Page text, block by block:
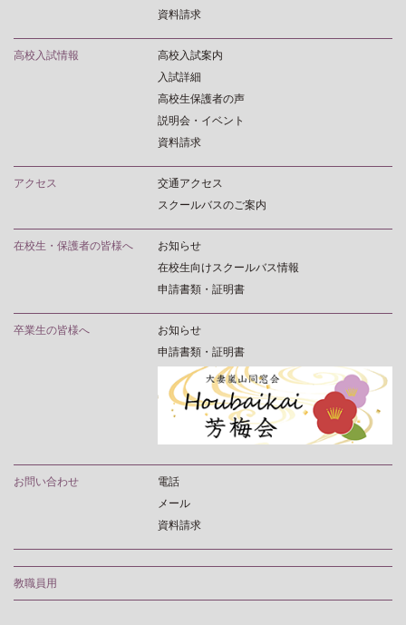
資料請求
高校入試情報
高校入試案内
入試詳細
高校生保護者の声
説明会・イベント
資料請求
アクセス
交通アクセス
スクールバスのご案内
在校生・保護者の皆様へ
お知らせ
在校生向けスクールバス情報
申請書類・証明書
卒業生の皆様へ
お知らせ
申請書類・証明書
お問い合わせ
電話
メール
資料請求
教職員用